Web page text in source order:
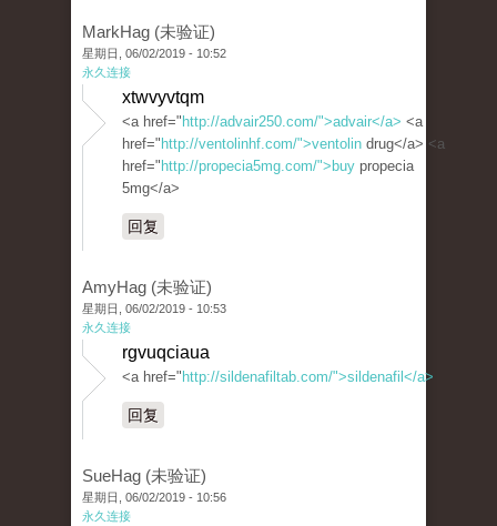
MarkHag (未验证)
星期日, 06/02/2019 - 10:52
永久连接
xtwvyvtqm
<a href=" http://advair250.com/">advair</a> <a
href=" http://ventolinhf.com/">ventolin drug</a> <a
href=" http://propecia5mg.com/">buy propecia
5mg</a>
回复
AmyHag (未验证)
星期日, 06/02/2019 - 10:53
永久连接
rgvuqciaua
<a href=" http://sildenafiltab.com/">sildenafil</a>
回复
SueHag (未验证)
星期日, 06/02/2019 - 10:56
永久连接